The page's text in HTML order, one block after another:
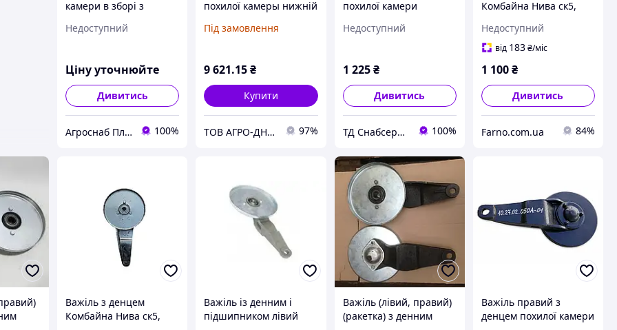
камери в зборі з
18300Б Дон-1500
Недоступний
Ціну уточнюйте
Дивитись
Агроснаб Плюс 100%
похилої камеры нижній
3518060-18310
Під замовлення
9 621.15₴
Купити
ТОВ АГРО-ДНЕПР 97%
похилої камери
Недоступний
1 225 ₴
Дивитись
ТД Снабсервіс 100%
Комбайна Нива ск5,
нижнього валу похилої
камери 54-1-4-3-5
Недоступний
від 183₴/міс
1 100₴
Дивитись
Farno.com.ua 84%
Важіль з денцем
Комбайна Нива ск5,
Важіль із денним і
підшипником лівий
Важіль (лівий, правий)
(ракетка) з денним
Важіль правий з
денцем похилої камери